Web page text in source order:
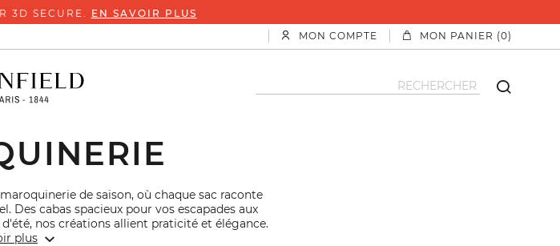
3D SECURE.
EN SAVOIR PLUS
MON COMPTE MON PANIER (0)
de saison, où chaque sac raconte
Des cabas spacieux pour vos escapades aux
nos créations allient praticité et élégance.
plus